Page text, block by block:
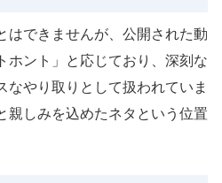
はできませんが、公開された動
ホント」と応じており、深刻な
なやり取りとして扱われていま
親しみを込めたネタという位置